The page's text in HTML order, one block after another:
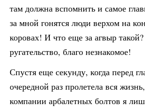
там должна вспомнить и самое
за мной гонятся люди верхом на
коровах! И что еще за агвыр
ругательство, благо незнакомое!
Спустя еще секунду, когда перед
очередной раз пролетела вся
компании арбалетных болтов я